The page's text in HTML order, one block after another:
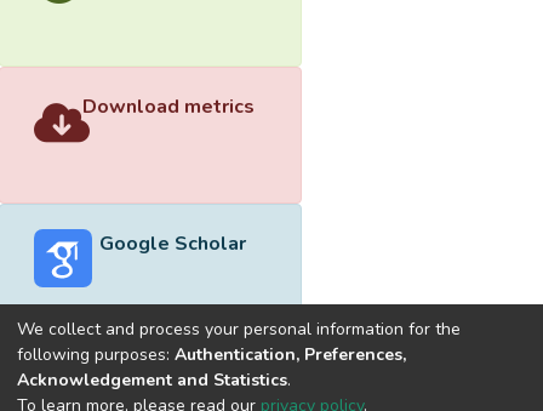
Download metrics
Google Scholar
Built withDSpace-CRIS software
We collect and process your personal information for the
following purposes: Authentication, Preferences,
Acknowledgement and Statistics.
To learn more, please read our privacy policy.